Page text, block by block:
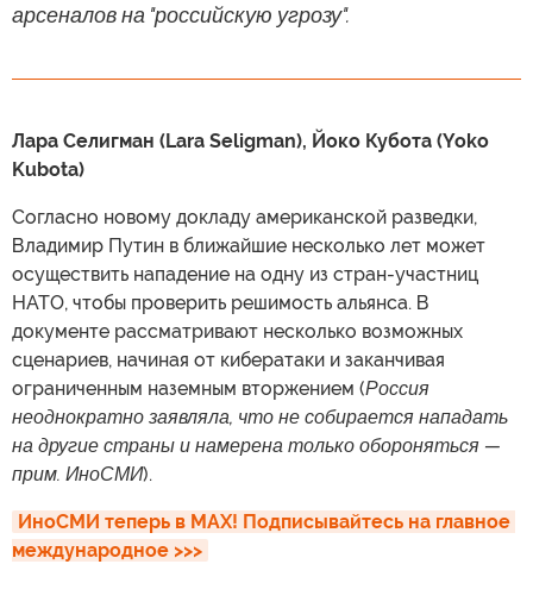
арсеналов на "российскую угрозу".
Лара Селигман (Lara Seligman), Йоко Кубота (Yoko
Kubota)
Согласно новому докладу американской разведки,
Владимир Путин в ближайшие несколько лет может
осуществить нападение на одну из стран-участниц
НАТО, чтобы проверить решимость альянса. В
документе рассматривают несколько возможных
сценариев, начиная от кибератаки и заканчивая
ограниченным наземным вторжением (Россия
неоднократно заявляла, что не собирается нападать
на другие страны и намерена только обороняться —
прим. ИноСМИ).
ИноСМИ теперь в MAX! Подписывайтесь на главное
международное >>>